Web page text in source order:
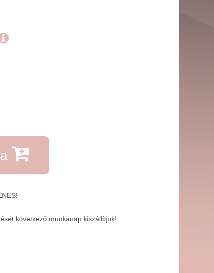
következő munkanap kiszállítjuk!